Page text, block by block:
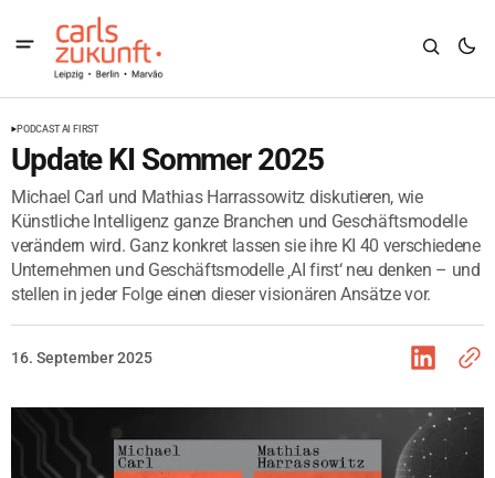
PODCAST AI FIRST
Update KI Sommer 2025
Michael Carl und Mathias Harrassowitz diskutieren, wie
Künstliche Intelligenz ganze Branchen und Geschäftsmodelle
verändern wird. Ganz konkret lassen sie ihre KI 40 verschiedene
Unternehmen und Geschäftsmodelle ‚AI first‘ neu denken – und
stellen in jeder Folge einen dieser visionären Ansätze vor.
16. September 2025